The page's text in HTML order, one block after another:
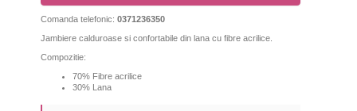
Comanda telefonic: 0371236350
Jambiere calduroase si confortabile din lana cu fibre acrilice.
Compozitie:
70% Fibre acrilice
30% Lana